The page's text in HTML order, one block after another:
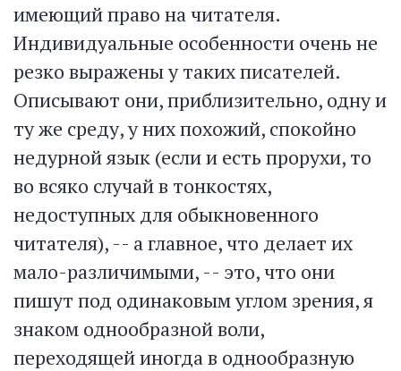
имеющий право на читателя.
Индивидуальные особенности очень не
резко выражены у таких писателей.
Описывают они, приблизительно, одну и
ту же среду, у них похожий, спокойно
недурной язык (если и есть прорухи, то
во всяко случай в тонкостях,
недоступных для обыкновенного
читателя), -- а главное, что делает их
мало-различимыми, -- это, что они
пишут под одинаковым углом зрения, я
знаком однообразной воли,
переходящей иногда в однообразную